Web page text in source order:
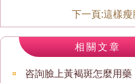
下一頁:這樣瘦
相關文章
咨詢臉上黃褐斑怎麼用藥